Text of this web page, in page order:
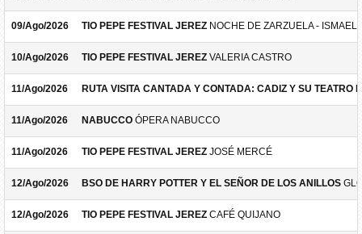
09/Ago/2026 TIO PEPE FESTIVAL JEREZ NOCHE DE ZARZUELA -
10/Ago/2026 TIO PEPE FESTIVAL JEREZ VALERIA CASTRO
11/Ago/2026 RUTA VISITA CANTADA Y CONTADA: CADIZ Y SU TEATRO
11/Ago/2026 NABUCCO ÓPERA NABUCCO
11/Ago/2026 TIO PEPE FESTIVAL JEREZ JOSÉ MERCÉ
12/Ago/2026 BSO DE HARRY POTTER Y EL SEÑOR DE LOS ANILLOS
12/Ago/2026 TIO PEPE FESTIVAL JEREZ CAFÉ QUIJANO